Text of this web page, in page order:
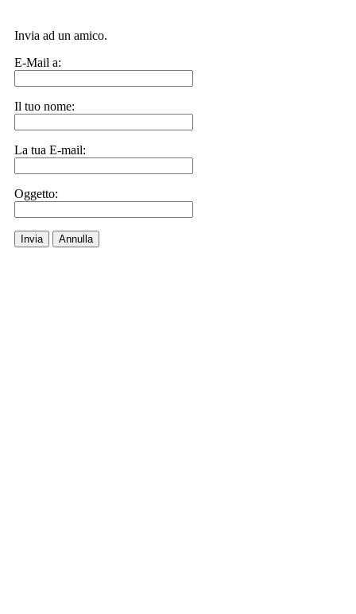
Invia ad un amico.
E-Mail a:
Il tuo nome:
La tua E-mail:
Oggetto:
Invia Annulla